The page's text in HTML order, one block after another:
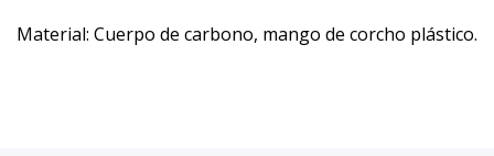
Material: Cuerpo de carbono, mango de corcho plástico.